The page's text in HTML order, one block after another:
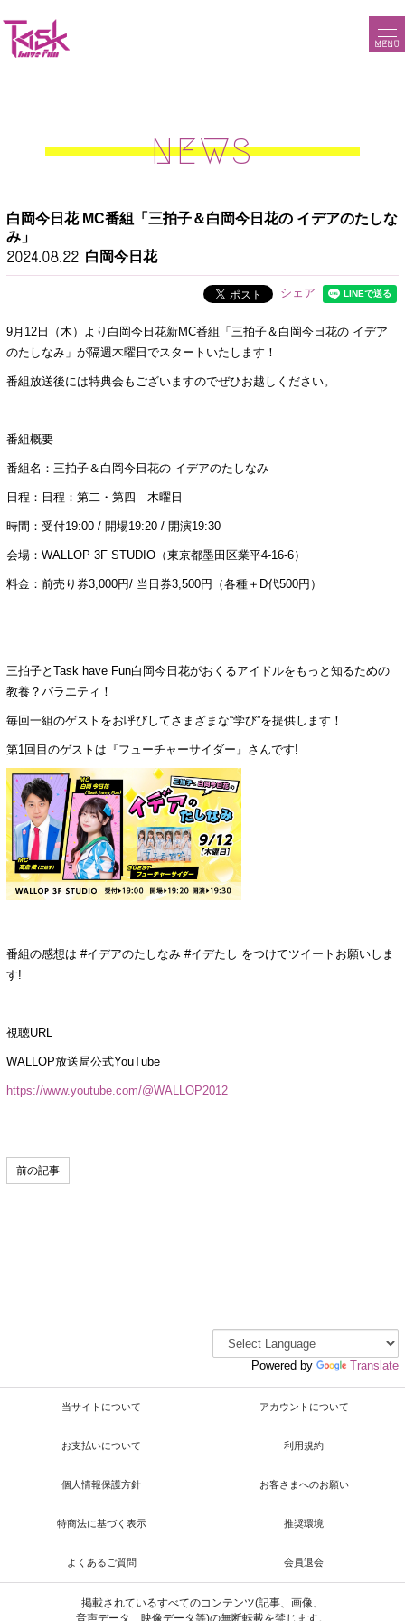
MENU
NEWS
白岡今日花 MC番組「三拍子＆白岡今日花の イデアのたしな
み」
2024.08.22 白岡今日花
シェア
9月12日（木）より白岡今日花新MC番組「三拍子＆白岡今日花の イデア
のたしなみ」が隔週木曜日でスタートいたします！
番組放送後には特典会もございますのでぜひお越しください。
番組概要
番組名：三拍子＆白岡今日花の イデアのたしなみ
日程：日程：第二・第四 木曜日
時間：受付19:00 / 開場19:20 / 開演19:30
会場：WALLOP 3F STUDIO（東京都墨田区業平4-16-6）
料金：前売り券3,000円/ 当日券3,500円（各種＋D代500円）
三拍子とTask have Fun白岡今日花がおくるアイドルをもっと知るための
教養？バラエティ！
毎回一組のゲストをお呼びしてさまざまな“学び”を提供します！
第1回目のゲストは『フューチャーサイダー』さんです!
番組の感想は #イデアのたしなみ #イデたし をつけてツイートお願いしま
す!
視聴URL
WALLOP放送局公式YouTube
https://www.youtube.com/@WALLOP2012
前の記事
Powered by Translate
当サイトについて アカウントについて
お支払いについて 利用規約
個人情報保護方針 お客さまへのお願い
特商法に基づく表示 推奨環境
よくあるご質問 会員退会
掲載されているすべてのコンテンツ(記事、画像、
音声データ、映像データ等)の無断転載を禁じます。